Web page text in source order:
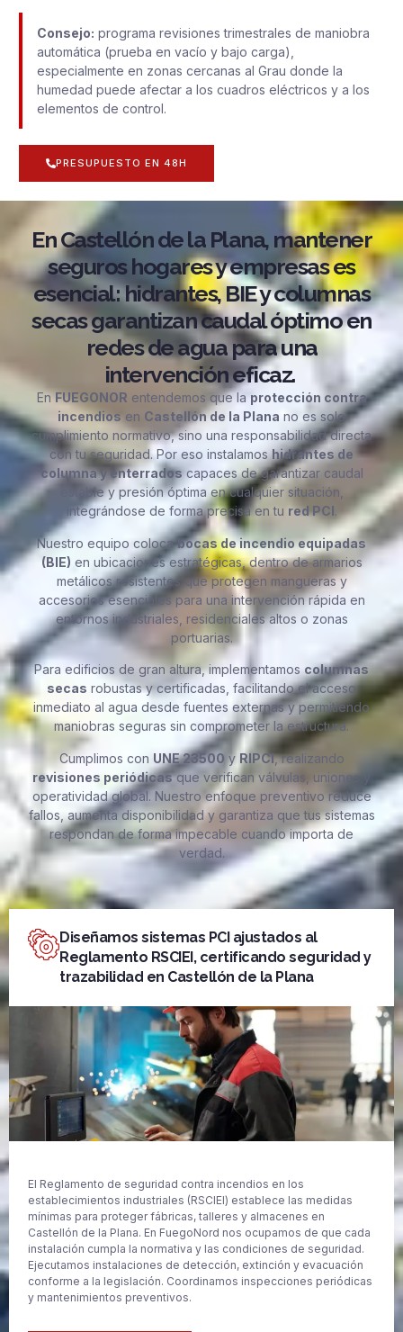
Consejo: programa revisiones trimestrales de maniobra
automática (prueba en vacío y bajo carga),
especialmente en zonas cercanas al Grau donde la
humedad puede afectar a los cuadros eléctricos y a los
elementos de control.
PRESUPUESTO EN 48H
En Castellón de la Plana, mantener
seguros hogares y empresas es
esencial: hidrantes, BIE y columnas
secas garantizan caudal óptimo en
redes de agua para una
intervención eficaz.
EnFUEGONOR entendemos que la protección contra
incendios en Castellón de la Plana no es solo
cumplimiento normativo, sino una responsabilidad directa
con tu seguridad. Por eso instalamoshidrantes de
columna y enterrados capaces de garantizar caudal
estable y presión óptima en cualquier situación,
integrándose de forma precisa en tu red PCI.
Nuestro equipo colocabocas de incendio equipadas
(BIE) en ubicaciones estratégicas, dentro de armarios
metálicos resistentes que protegen mangueras y
accesorios esenciales para una intervención rápida en
entornos industriales, residenciales altos o zonas
portuarias.
Para edificios de gran altura, implementamos columnas
secas robustas y certificadas, facilitando el acceso
inmediato al agua desde fuentes externas y permitiendo
maniobras seguras sin comprometer la estructura.
Cumplimos con UNE 23500 y RIPCI, realizando
revisiones periódicasque verifican válvulas, uniones y
operatividad global. Nuestro enfoque preventivo reduce
fallos, aumenta disponibilidad y garantiza que tus sistemas
respondan de forma impecable cuando importa de
verdad.
Diseñamos sistemas PCI ajustados al
Reglamento RSCIEI, certificando seguridad y
trazabilidad en Castellón de la Plana
El Reglamento de seguridad contra incendios en los
establecimientos industriales (RSCIEI) establece las medidas
mínimas para proteger fábricas, talleres y almacenes en
Castellón de la Plana. En FuegoNord nos ocupamos de que cada
instalación cumpla la normativa y las condiciones de seguridad.
Ejecutamos instalaciones de detección, extinción y evacuación
conforme a la legislación. Coordinamos inspecciones periódicas
y mantenimientos preventivos.